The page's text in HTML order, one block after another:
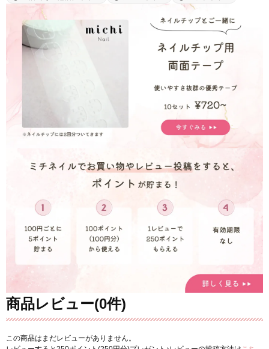
商品レビュー(0件)
この商品はまだレビューがありません。